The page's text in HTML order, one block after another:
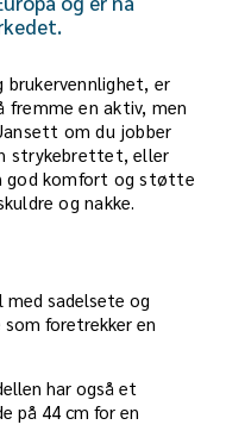
er
fremme en aktiv, men
om du jobber
strykebrettet, eller
god komfort og støtte
og nakke.
med sadelsete og
som foretrekker en
har også et
på 44 cm for en